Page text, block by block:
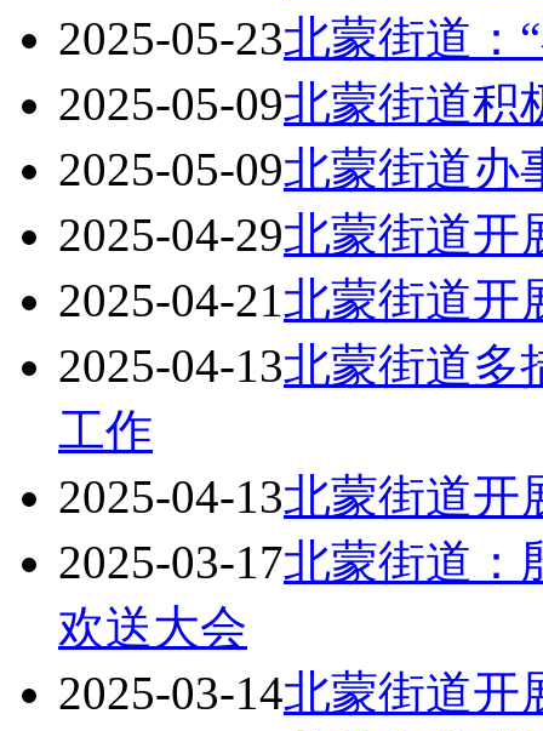
2025-05-23北蒙街道：
2025-05-09北蒙街道积
2025-05-09北蒙街道办
2025-04-29北蒙街道开
2025-04-21北蒙街道开
2025-04-13北蒙街道多
工作
2025-04-13北蒙街道开
2025-03-17北蒙街道：
欢送大会
2025-03-14北蒙街道开